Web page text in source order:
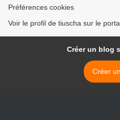
Préférences cookies
Voir le profil de tiuscha sur le
Créer un blog
Créer